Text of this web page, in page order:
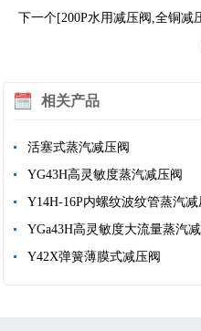
下一个[200P水用减压阀,全铜减
相关产品
活塞式蒸汽减压阀
YG43H高灵敏度蒸汽减压阀
Y14H-16P内螺纹波纹管蒸汽减
YGa43H高灵敏度大流量蒸汽
Y42X弹簧薄膜式减压阀